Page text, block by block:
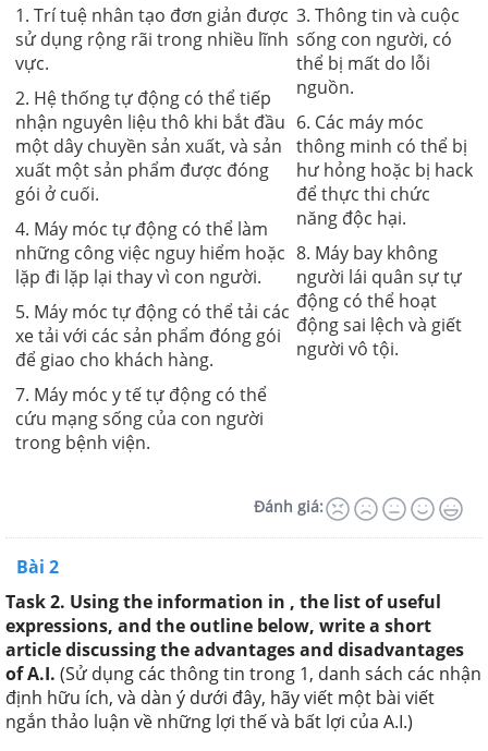
1. Trí tuệ nhân tạo đơn giản được
sử dụng rộng rãi trong nhiều lĩnh
vực.
2. Hệ thống tự động có thể tiếp
nhận nguyên liệu thô khi bắt đầu
một dây chuyền sản xuất, và sản
xuất một sản phẩm được đóng
gói ở cuối.
4. Máy móc tự động có thể làm
những công việc nguy hiểm hoặc
lặp đi lặp lại thay vì con người.
5. Máy móc tự động có thể tải các
xe tải với các sản phẩm đóng gói
để giao cho khách hàng.
7. Máy móc y tế tự động có thể
cứu mạng sống của con người
trong bệnh viện.
3. Thông tin và cuộc
sống con người, có
thể bị mất do lỗi
nguồn.
6. Các máy móc
thông minh có thể bị
hư hỏng hoặc bị hack
để thực thi chức
năng độc hại.
8. Máy bay không
người lái quân sự tự
động có thể hoạt
động sai lệch và giết
người vô tội.
Đánh giá:
Bài 2
Task 2. Using the information in , the list of useful
expressions, and the outline below, write a short
article discussing the advantages and disadvantages
of A.I. (Sử dụng các thông tin trong 1, danh sách các nhận
định hữu ích, và dàn ý dưới đây, hãy viết một bài viết
ngắn thảo luận về những lợi thế và bất lợi của A.I.)